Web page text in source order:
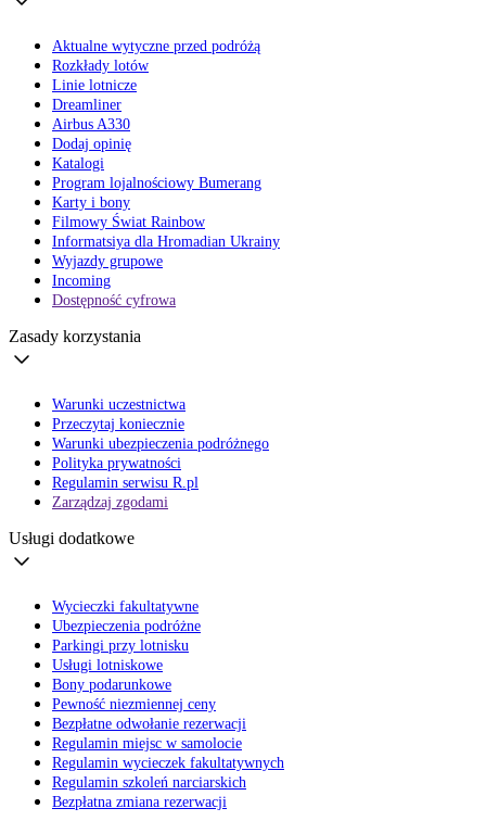
Aktualne wytyczne przed podróżą
Rozkłady lotów
Linie lotnicze
Dreamliner
Airbus A330
Dodaj opinię
Katalogi
Program lojalnościowy Bumerang
Karty i bony
Filmowy Świat Rainbow
Informatsiya dla Hromadian Ukrainy
Wyjazdy grupowe
Incoming
Dostępność cyfrowa
Zasady korzystania
Warunki uczestnictwa
Przeczytaj koniecznie
Warunki ubezpieczenia podróżnego
Polityka prywatności
Regulamin serwisu R.pl
Zarządzaj zgodami
Usługi dodatkowe
Wycieczki fakultatywne
Ubezpieczenia podróżne
Parkingi przy lotnisku
Usługi lotniskowe
Bony podarunkowe
Pewność niezmiennej ceny
Bezpłatne odwołanie rezerwacji
Regulamin miejsc w samolocie
Regulamin wycieczek fakultatywnych
Regulamin szkoleń narciarskich
Bezpłatna zmiana rezerwacji